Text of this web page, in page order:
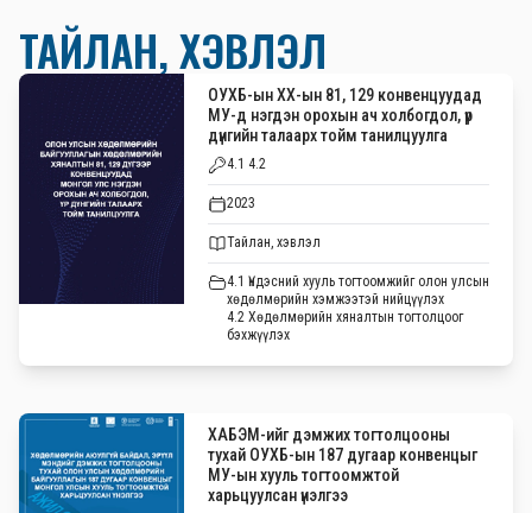
ТАЙЛАН, ХЭВЛЭЛ
ОУХБ-ын ХХ-ын 81, 129 конвенцуудад
МУ-д нэгдэн орохын ач холбогдол, үр
дүнгийн талаарх тойм танилцуулга
4.1 4.2
2023
Тайлан, хэвлэл
4.1 Үндэсний хууль тогтоомжийг олон улсын
хөдөлмөрийн хэмжээтэй нийцүүлэх
4.2 Хөдөлмөрийн хяналтын тогтолцоог
бэхжүүлэх
ХАБЭМ-ийг дэмжих тогтолцооны
тухай ОУХБ-ын 187 дугаар конвенцыг
МУ-ын хууль тогтоомжтой
харьцуулсан үнэлгээ